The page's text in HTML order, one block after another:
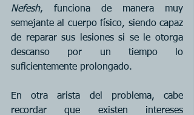
Nefesh, funciona de manera muy
semejante al cuerpo físico, siendo capaz
de reparar sus lesiones si se le otorga
descanso por un tiempo lo
suficientemente prolongado.
En otra arista del problema, cabe
recordar que existen intereses